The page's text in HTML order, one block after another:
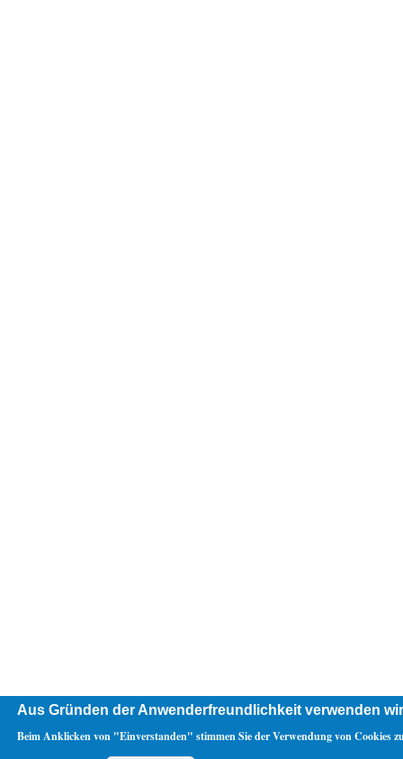
Aus Gründen der Anwenderfreundlichkeit verwenden
Beim Anklicken von "Einverstanden" stimmen Sie der Verwendung von Cookies